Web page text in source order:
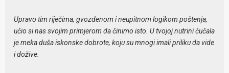
Upravo tim riječima, gvozdenom i neupitnom logikom poštenja,
učio si nas svojim primjerom da činimo isto. U tvojoj nutrini čučala
je meka duša iskonske dobrote, koju su mnogi imali priliku da vide
i dožive.